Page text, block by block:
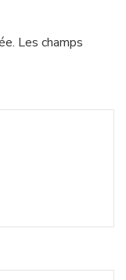
Les champs